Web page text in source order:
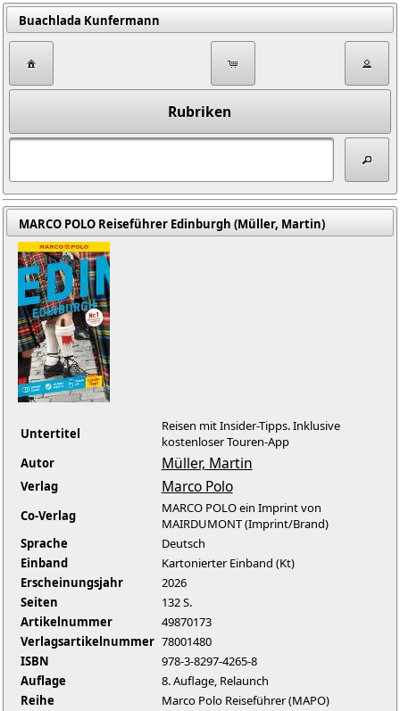
Buachlada Kunfermann
Rubriken
MARCO POLO Reiseführer Edinburgh (Müller, Martin)
Untertitel
Reisen mit Insider-Tipps. Inklusive
kostenloser Touren-App
Autor
Müller, Martin
Verlag Marco Polo
Co-Verlag
MARCO POLO ein Imprint von
MAIRDUMONT (Imprint/Brand)
Sprache
Deutsch
Einband
Kartonierter Einband (Kt)
Erscheinungsjahr
2026
Seiten
132 S.
Artikelnummer
49870173
Verlagsartikelnummer 78001480
ISBN
978-3-8297-4265-8
Auflage
8. Auflage, Relaunch
Reihe
Marco Polo Reiseführer (MAPO)